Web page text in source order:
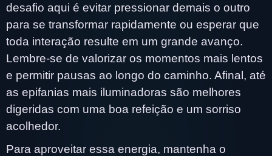
desafio aqui é evitar pressionar demais o outro
para se transformar rapidamente ou esperar que
toda interação resulte em um grande avanço.
Lembre-se de valorizar os momentos mais lentos
e permitir pausas ao longo do caminho. Afinal, até
as epifanias mais iluminadoras são melhores
digeridas com uma boa refeição e um sorriso
acolhedor.
Para aproveitar essa energia, mantenha o